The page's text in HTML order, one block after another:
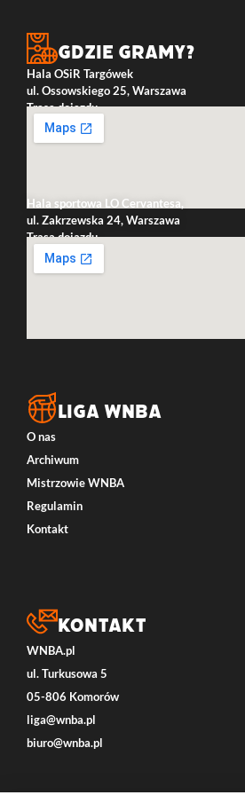
Gdzie gramy?
Hala OSiR Targówek
ul. Ossowskiego 25, Warszawa
Trasa dojazdu
Hala sportowa LO Cervantesa,
ul. Zakrzewska 24, Warszawa
Trasa dojazdu
LIGA WNBA
O nas
Archiwum
Mistrzowie WNBA
Regulamin
Kontakt
Kontakt
WNBA.pl
ul. Turkusowa 5
05-806 Komorów
liga@wnba.pl
biuro@wnba.pl